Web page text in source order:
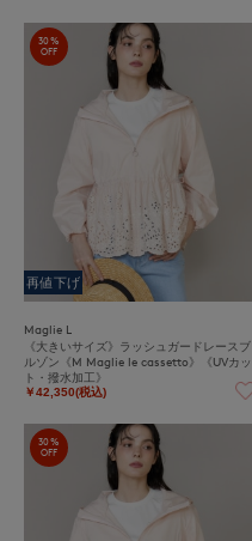
30%
OFF
再値下げ
Maglie L
《大きいサイズ》ラッシュガードレースブ
ルゾン《M Maglie le cassetto》《UVカッ
ト・撥水加工》
￥42,350(税込)
30%
OFF